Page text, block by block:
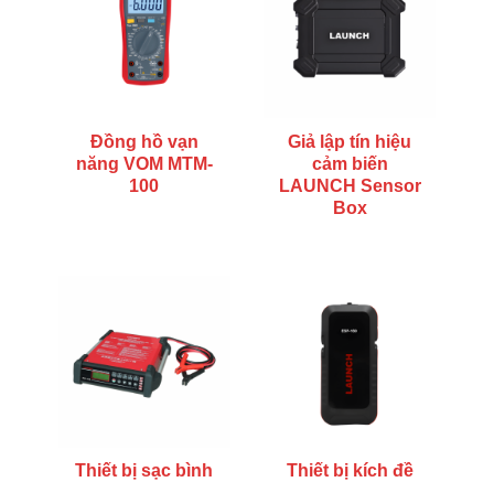
Đồng hồ vạn
năng VOM MTM-
100
Giả lập tín hiệu
cảm biến
LAUNCH Sensor
Box
Thiết bị sạc bình
Thiết bị kích đề